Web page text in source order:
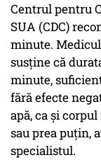
Centrul pentru
SUA (CDC)
minute.
susține că
minute,
fără efecte
apă, ca și
sau prea puțin,
specialistul.